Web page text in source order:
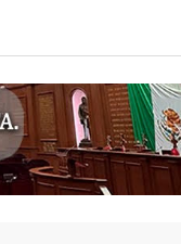
En 2do Año de